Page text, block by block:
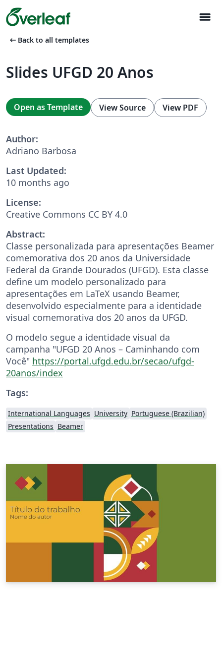
menu
arrow_left_alt Back to all templates
Slides UFGD 20 Anos
Open as Template View Source View PDF
Author:
Adriano Barbosa
Last Updated:
10 months ago
License:
Creative Commons CC BY 4.0
Abstract:
Classe personalizada para apresentações Beamer
comemorativa dos 20 anos da Universidade
Federal da Grande Dourados (UFGD). Esta classe
define um modelo personalizado para
apresentações em LaTeX usando Beamer,
desenvolvido especialmente para a identidade
visual comemorativa dos 20 anos da UFGD.
O modelo segue a identidade visual da
campanha "UFGD 20 Anos – Caminhando com
Você" https://portal.ufgd.edu.br/secao/ufgd-
20anos/index
Tags:
International Languages University Portuguese (Brazilian)
Presentations Beamer